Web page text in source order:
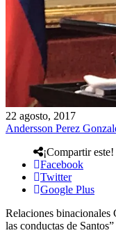
22 agosto, 2017
Andersson Perez
¡Compartir este!
Facebook
Twitter
Google Plus
Relaciones binacionales
las conductas de Santos”